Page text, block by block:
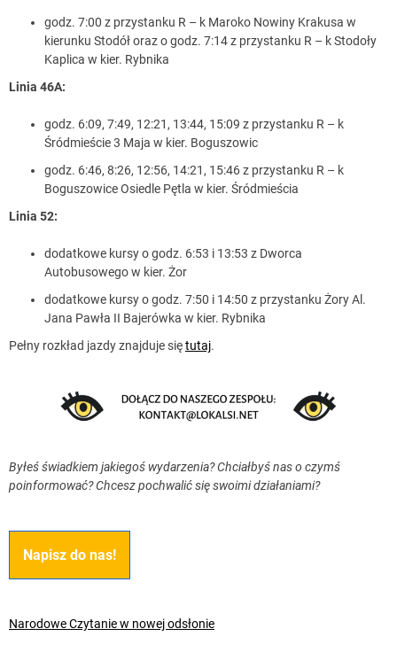
godz. 7:00 z przystanku R – k Maroko Nowiny Krakusa w
kierunku Stodół oraz o godz. 7:14 z przystanku R – k Stodoły
Kaplica w kier. Rybnika
Linia 46A:
godz. 6:09, 7:49, 12:21, 13:44, 15:09 z przystanku R – k
Śródmieście 3 Maja w kier. Boguszowic
godz. 6:46, 8:26, 12:56, 14:21, 15:46 z przystanku R – k
Boguszowice Osiedle Pętla w kier. Śródmieścia
Linia 52:
dodatkowe kursy o godz. 6:53 i 13:53 z Dworca
Autobusowego w kier. Żor
dodatkowe kursy o godz. 7:50 i 14:50 z przystanku Żory Al.
Jana Pawła II Bajerówka w kier. Rybnika
Pełny rozkład jazdy znajduje siętutaj.
Byłeś świadkiem jakiegoś wydarzenia? Chciałbyś nas o czymś
poinformować? Chcesz pochwalić się swoimi działaniami?
Napisz do nas!
Narodowe Czytanie w nowej odsłonie